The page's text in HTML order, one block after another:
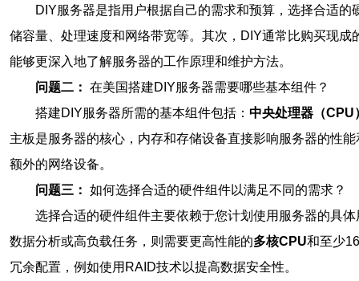
DIY服务器是指用户根据自己的需求和预算，选择合适
储容量、处理速度和网络带宽等。其次，DIY通常比购买现
能够更深入地了解服务器的工作原理和维护方法。
问题二： 在美国搭建DIY服务器需要哪些基本组件？
搭建DIY服务器所需的基本组件包括： 中央处理器（CPU
主板是服务器的核心，内存和存储设备直接影响服务器的性
额外的网络设备。
问题三： 如何选择合适的硬件组件以满足不同的需求？
选择合适的硬件组件主要依赖于您计划使用服务器的具
数据分析或高负载任务，则需要更高性能的多核CPU和至少
冗余配置，例如使用RAID技术以提高数据安全性。